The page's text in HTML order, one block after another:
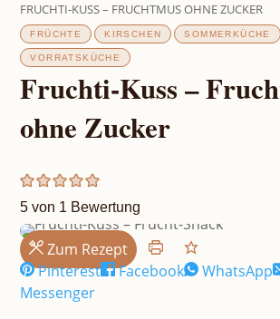
FRUCHTI-KUSS – FRUCHTMUS OHNE ZUCKER
FRÜCHTE KIRSCHEN SOMMERKÜCHE
VORRATSKÜCHE
Fruchti-Kuss –
ohne Zucker
5 von 1 Bewertung
Zum Rezept
Pinterest
Facebook WhatsApp
Messenger